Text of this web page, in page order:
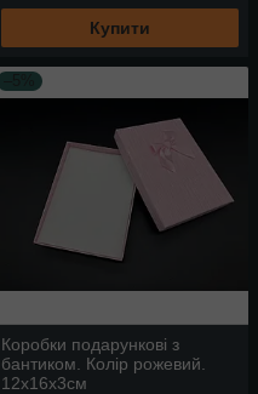
Купити
Коробки подарункові з
бантиком. Колір рожевий.
12х16х3см